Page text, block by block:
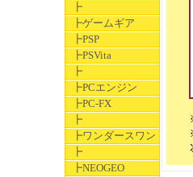
┣
┣ゲームギア
┣PSP
┣PSVita
┣
┣PCエンジン
┣PC-FX
┣
┣ワンダースワン
┣
┣NEOGEO